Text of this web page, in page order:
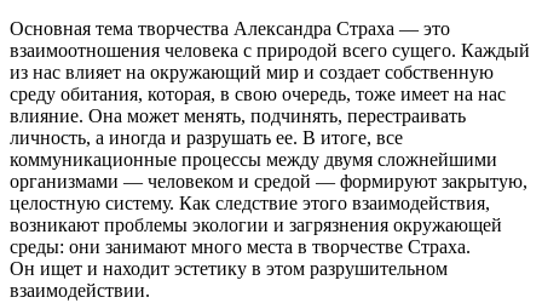
Основная тема творчества Александра Страха — это
взаимоотношения человека с природой всего сущего. Каждый
из нас влияет на окружающий мир и создает собственную
среду обитания, которая, в свою очередь, тоже имеет на нас
влияние. Она может менять, подчинять, перестраивать
личность, а иногда и разрушать ее. В итоге, все
коммуникационные процессы между двумя сложнейшими
организмами — человеком и средой — формируют закрытую,
целостную систему. Как следствие этого взаимодействия,
возникают проблемы экологии и загрязнения окружающей
среды: они занимают много места в творчестве Страха.
Он ищет и находит эстетику в этом разрушительном
взаимодействии.